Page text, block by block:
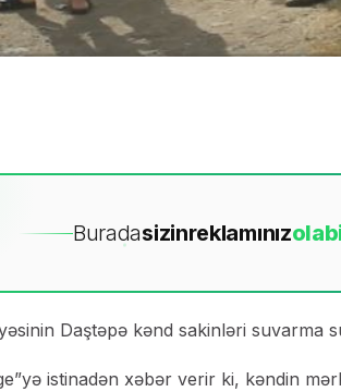
Buradasizinreklamınızola
Daştəpə kənd sakinləri suvarma
istinadən xəbər verir ki, kəndin